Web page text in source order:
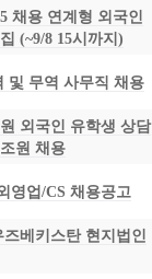
채용 연계형 외국인
(~9/8 15시까지)
및 무역 사무직 채용
외국인 유학생 상담
원 채용
영업/CS 채용공고
베키스탄 현지법인